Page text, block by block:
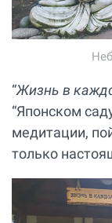
“Жизнь в
“Японском
медитации,
только